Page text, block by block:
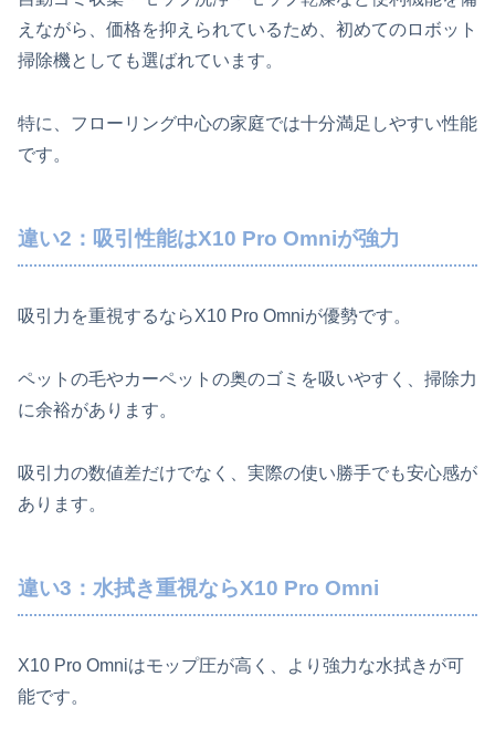
えながら、価格を抑えられているため、初めてのロボット
掃除機としても選ばれています。
特に、フローリング中心の家庭では十分満足しやすい性能
です。
違い2：吸引性能はX10 Pro Omniが強力
吸引力を重視するならX10 Pro Omniが優勢です。
ペットの毛やカーペットの奥のゴミを吸いやすく、掃除力
に余裕があります。
吸引力の数値差だけでなく、実際の使い勝手でも安心感が
あります。
違い3：水拭き重視ならX10 Pro Omni
X10 Pro Omniはモップ圧が高く、より強力な水拭きが可
能です。